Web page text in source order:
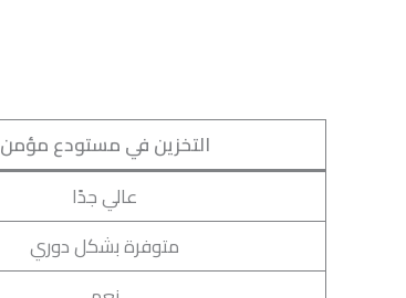
التخزين في مستودع مؤمن
عالي جدًا
متوفرة بشكل دوري